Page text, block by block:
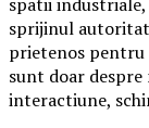
sprijinul
prietenos pentru
sunt doar despre
interactiune,